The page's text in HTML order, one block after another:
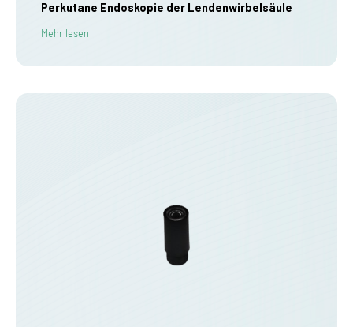
Perkutane Endoskopie der Lendenwirbelsäule
Mehr lesen